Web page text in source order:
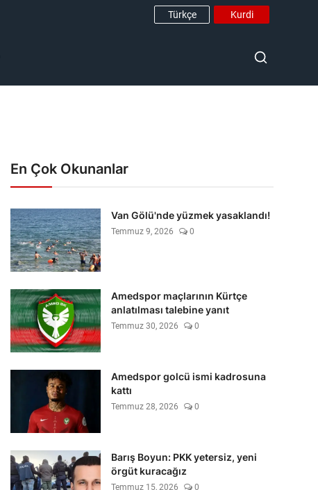
Türkçe Kurdi
En Çok Okunanlar
Van Gölü'nde yüzmek yasaklandı!
Temmuz 9, 2026 0
Amedspor maçlarının Kürtçe
anlatılması talebine yanıt
Temmuz 30, 2026 0
Amedspor golcü ismi kadrosuna
kattı
Temmuz 28, 2026 0
Barış Boyun: PKK yetersiz, yeni
örgüt kuracağız
Temmuz 15, 2026 0